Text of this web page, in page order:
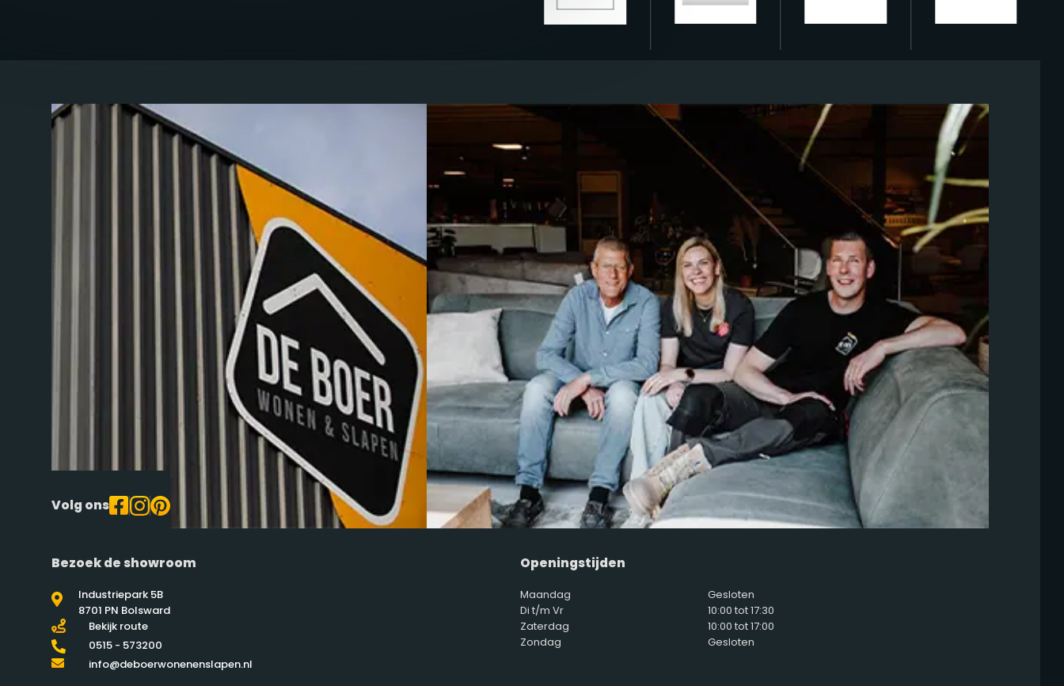
Volg ons
Bezoek de showroom
Industriepark 5B
8701 PN Bolsward
Bekijk route
0515 - 573200
info@deboerwonenenslapen.nl
Openingstijden
Maandag
Gesloten
Di t/m Vr
10:00 tot 17:30
Zaterdag
10:00 tot 17:00
Zondag
Gesloten